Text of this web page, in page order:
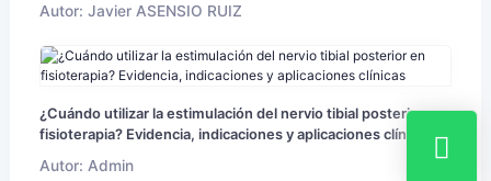
Autor: Javier ASENSIO RUIZ
¿Cuándo utilizar la estimulación del nervio tibial posterior en
fisioterapia? Evidencia, indicaciones y aplicaciones clínicas
Autor: Admin